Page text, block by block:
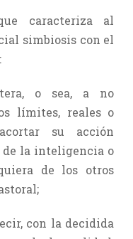
caracteriza al
simbiosis con el
o sea, a no
límites, reales o
su acción
de la inteligencia o
de los otros
con la decidida